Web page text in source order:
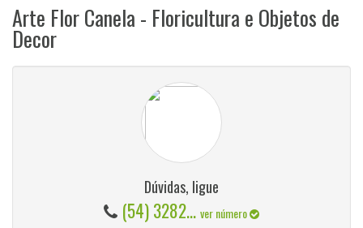
Arte Flor Canela - Floricultura e Objetos de
Decor
Dúvidas, ligue
(54) 3282... ver número